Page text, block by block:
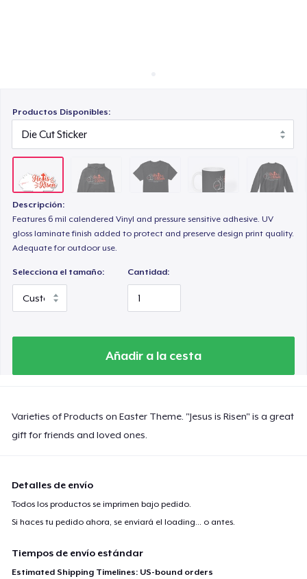
Productos Disponibles:
Descripción:
Features 6 mil calendered Vinyl and pressure sensitive adhesive. UV
gloss laminate finish added to protect and preserve design print quality.
Adequate for outdoor use.
Selecciona el tamaño: Cantidad:
Añadir a la cesta
Varieties of Products on Easter Theme. "Jesus is Risen" is a great
gift for friends and loved ones.
Detalles de envío
Todos los productos se imprimen bajo pedido.
Si haces tu pedido ahora, se enviará elloading... o antes.
Tiempos de envío estándar
Estimated Shipping Timelines: US-bound orders